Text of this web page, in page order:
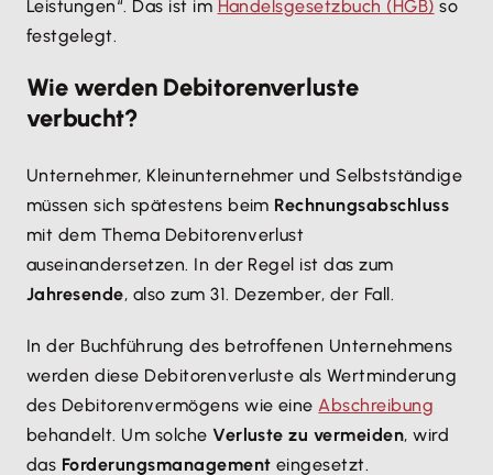
Leistungen“. Das ist im Handelsgesetzbuch (HGB) so
festgelegt.
Wie werden Debitorenverluste
verbucht?
Unternehmer, Kleinunternehmer und Selbstständige
müssen sich spätestens beim Rechnungsabschluss
mit dem Thema Debitorenverlust
auseinandersetzen. In der Regel ist das zum
Jahresende, also zum 31. Dezember, der Fall.
In der Buchführung des betroffenen Unternehmens
werden diese Debitorenverluste als Wertminderung
des Debitorenvermögens wie eineAbschreibung
behandelt. Um solche Verluste zu vermeiden, wird
das Forderungsmanagement eingesetzt.